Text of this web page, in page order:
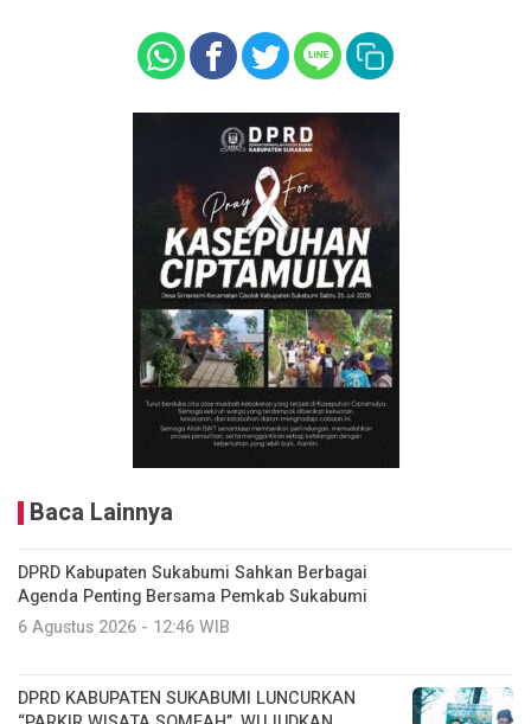
Baca Lainnya
DPRD Kabupaten Sukabumi Sahkan Berbagai
Agenda Penting Bersama Pemkab Sukabumi
6 Agustus 2026 - 12:46 WIB
DPRD KABUPATEN SUKABUMI LUNCURKAN